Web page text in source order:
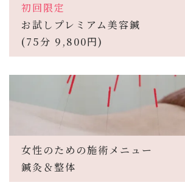
初回限定
お試しプレミアム美容鍼
(75分 9,800円)
女性のための施術メニュー
鍼灸＆整体